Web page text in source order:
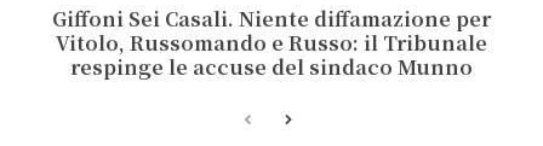
Giffoni Sei Casali. Niente diffamazione per
Vitolo, Russomando e Russo: il Tribunale
respinge le accuse del sindaco Munno